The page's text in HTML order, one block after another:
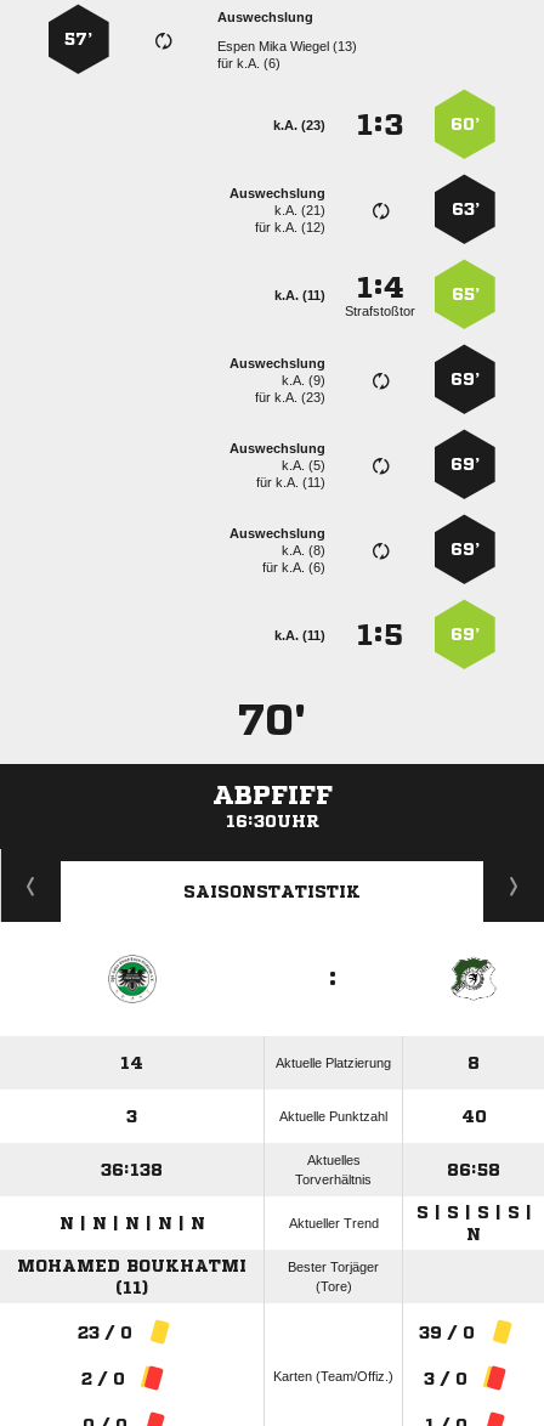
Auswechslung
   
fürk.A. (6)
57’
60’
:
k.A. (23)
63’
Auswechslung
k.A. (21)
fürk.A. (12)
65’
:
Strafstoßtor
k.A. (11)
69’
Auswechslung
k.A. (9)
fürk.A. (23)
69’
Auswechslung
k.A. (5)
fürk.A. (11)
69’
Auswechslung
k.A. (8)
fürk.A. (6)
69’
:
k.A. (11)
70'
ABPFIFF
16:30UHR
ANZEIGE
SAISONSTATISTIK
:
14 Aktuelle Platzierung 8
3 Aktuelle Punktzahl 40
36:138
Aktuelles
Torverhältnis
86:58
N | N | N | N | N Aktueller Trend
S | S | S | S |
N
MOHAMED BOUKHATMI
(11)
Bester Torjäger
(Tore)
23 / 0
2 / 0 Karten (Team/Offiz.)
39 / 0
3 / 0